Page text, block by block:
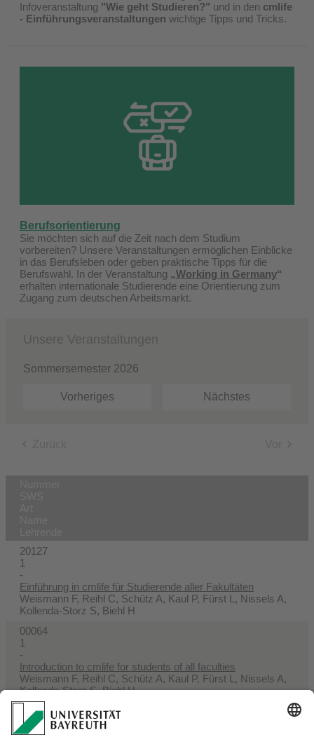
Infoveranstaltung "Wie geht Studieren?" und in den cmlife
- Einführungsveranstaltungen wichtige Tipps und Tricks.
Berufsorientierung
Sie möchten sich auf die Zeit nach dem Studium
vorbereiten? Unsere Veranstaltungen ermöglichen Einblicke
in das Berufsleben oder geben praktische Tipps für die
Berufswahl. In der Veranstaltung „Working in Germany“
erhalten internationale Studierende eine Orientierung zum
Zugang zum deutschen Arbeitsmarkt.
Unsere Veranstaltungen
Vorheriges
Sommersemester 2026
Nächstes
20127
1
-
Einführung in cmlife für Studierende aller Fakultäten
Weismann F, Reihl C, Schütz A, Kaul P, Fürst L, Nissels A,
Kollenda-Storz S, Biehl H
00064
1
-
Introduction to cmlife for students of all faculties
Weismann F, Reihl C, Schütz A, Kaul P, Fürst L, Nissels A,
Kollenda-Storz S, Biehl H
00572
1
-